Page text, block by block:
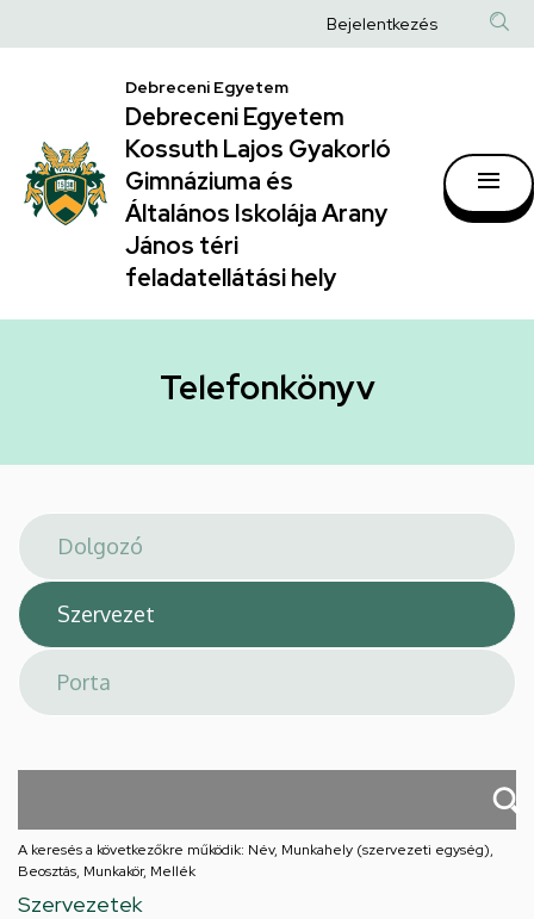
|
Debreceni
Egyetem
Kossuth
Lajos
Gyakorló
Általános
Arany
János
téri
feladatellátási
hely
a
Anonim
fiók
menüje
Bejelentkezés
Debreceni Egyetem
Debreceni Egyetem
Kossuth Lajos Gyakorló
Gimnáziuma és
Általános Iskolája Arany
János téri
feladatellátási hely
Telefonkönyv
A keresés a következőkre működik: Név, Munkahely (szervezeti egység),
Beosztás, Munkakör, Mellék
Szervezetek